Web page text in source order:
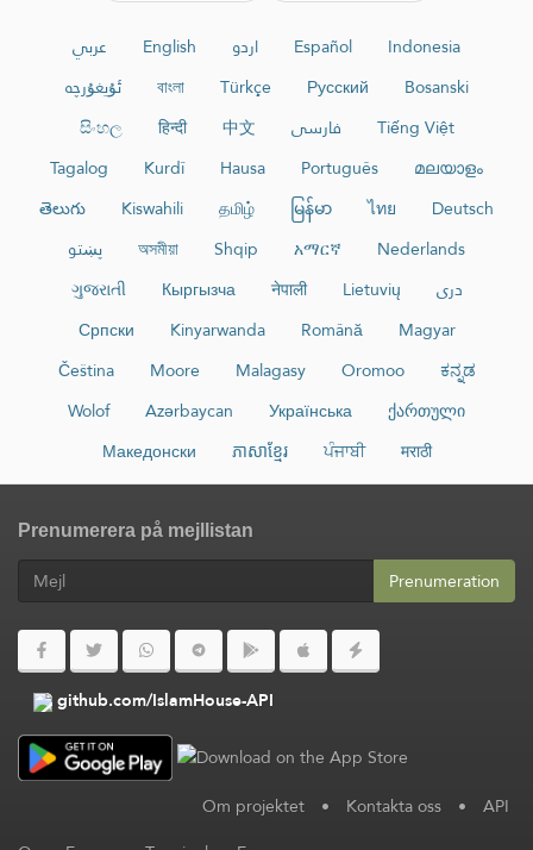
عربي English اردو Español
Indonesia
ئۇيغۇرچە
বাংলা Türkçe Русский
Bosanski
සිංහල
हिन्दी 中文 فارسی
Tiếng Việt
Tagalog
Kurdî Hausa Português
മലയാളം
తెలుగు
Kiswahili தமிழ் မြန်မာ ไทย
Deutsch
پښتو
অসমীয়া Shqip አማርኛ
Nederlands
ગુજરાતી
Кыргызча नेपाली Lietuvių
دری
Српски
Kinyarwanda Română
Magyar
Čeština
Moore Malagasy Oromoo
ಕನ್ನಡ
Wolof
Azərbaycan Українська
ქართული
Македонски
ភាសាខ្មែរ ਪੰਜਾਬੀ मराठी
Prenumerera på mejllistan
Prenumeration
github.com/IslamHouse-API
Om projektet • Kontakta oss • API